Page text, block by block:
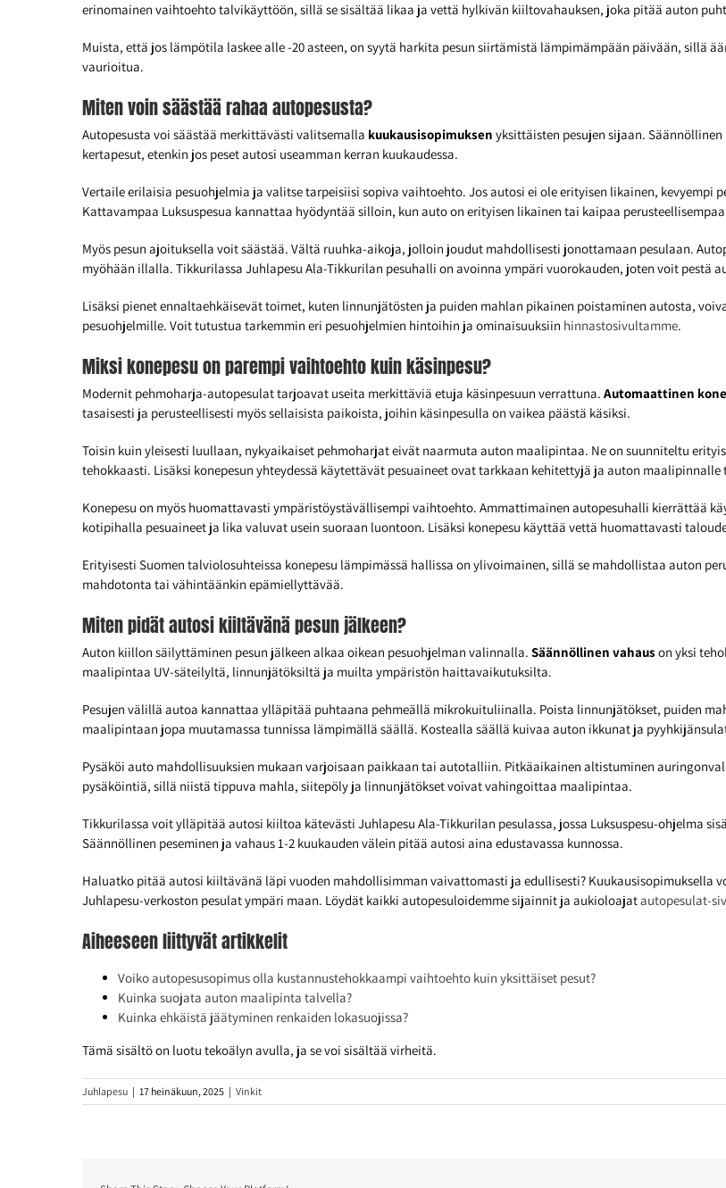
erinomainen vaihtoehto talvikäyttöön, sillä se sisältää likaa ja vettä hylkivän kiiltovahauksen, joka pitää auton
Muista, että jos lämpötila laskee alle -20 asteen, on syytä harkita pesun siirtämistä lämpimämpään päivään, sillä
vaurioitua.
Miten voin säästää rahaa autopesusta?
Autopesusta voi säästää merkittävästi valitsemalla kuukausisopimuksen yksittäisten pesujen sijaan.
kertapesut, etenkin jos peset autosi useamman kerran kuukaudessa.
Vertaile erilaisia pesuohjelmia ja valitse tarpeisiisi sopiva vaihtoehto. Jos autosi ei ole erityisen likainen,
Kattavampaa Luksuspesua kannattaa hyödyntää silloin, kun auto on erityisen likainen tai kaipaa
Myös pesun ajoituksella voit säästää. Vältä ruuhka-aikoja, jolloin joudut mahdollisesti jonottamaan pesulaan.
myöhään illalla. Tikkurilassa Juhlapesu Ala-Tikkurilan pesuhalli on avoinna ympäri vuorokauden, joten voit pestä
Lisäksi pienet ennaltaehkäisevät toimet, kuten linnunjätösten ja puiden mahlan pikainen poistaminen autosta,
pesuohjelmille. Voit tutustua tarkemmin eri pesuohjelmien hintoihin ja ominaisuuksiin hinnastosivultamme.
Miksi konepesu on parempi vaihtoehto kuin käsinpesu?
Modernit pehmoharja-autopesulat tarjoavat useita merkittäviä etuja käsinpesuun verrattuna. Automaattinen
tasaisesti ja perusteellisesti myös sellaisista paikoista, joihin käsinpesulla on vaikea päästä käsiksi.
Toisin kuin yleisesti luullaan, nykyaikaiset pehmoharjat eivät naarmuta auton maalipintaa. Ne on suunniteltu
tehokkaasti. Lisäksi konepesun yhteydessä käytettävät pesuaineet ovat tarkkaan kehitettyjä ja auton
Konepesu on myös huomattavasti ympäristöystävällisempi vaihtoehto. Ammattimainen autopesuhalli kierrättää
kotipihalla pesuaineet ja lika valuvat usein suoraan luontoon. Lisäksi konepesu käyttää vettä huomattavasti
Erityisesti Suomen talviolosuhteissa konepesu lämpimässä hallissa on ylivoimainen, sillä se mahdollistaa auton
mahdotonta tai vähintäänkin epämiellyttävää.
Miten pidät autosi kiiltävänä pesun jälkeen?
Auton kiillon säilyttäminen pesun jälkeen alkaa oikean pesuohjelman valinnalla. Säännöllinen vahauson yksi
maalipintaa UV-säteilyltä, linnunjätöksiltä ja muilta ympäristön haittavaikutuksilta.
Pesujen välillä autoa kannattaa ylläpitää puhtaana pehmeällä mikrokuituliinalla. Poista linnunjätökset, puiden
maalipintaan jopa muutamassa tunnissa lämpimällä säällä. Kostealla säällä kuivaa auton ikkunat ja
Pysäköi auto mahdollisuuksien mukaan varjoisaan paikkaan tai autotalliin. Pitkäaikainen altistuminen
pysäköintiä, sillä niistä tippuva mahla, siitepöly ja linnunjätökset voivat vahingoittaa maalipintaa.
Tikkurilassa voit ylläpitää autosi kiiltoa kätevästi Juhlapesu Ala-Tikkurilan pesulassa, jossa Luksuspesu-ohjelma
Säännöllinen peseminen ja vahaus 1-2 kuukauden välein pitää autosi aina edustavassa kunnossa.
Haluatko pitää autosi kiiltävänä läpi vuoden mahdollisimman vaivattomasti ja edullisesti? Kuukausisopimuksella
Juhlapesu-verkoston pesulat ympäri maan. Löydät kaikki autopesuloidemme sijainnit ja aukioloajatautopesulat-
Aiheeseen liittyvät artikkelit
Voiko autopesusopimus olla kustannustehokkaampi vaihtoehto kuin yksittäiset pesut?
Kuinka suojata auton maalipinta talvella?
Kuinka ehkäistä jäätyminen renkaiden lokasuojissa?
Tämä sisältö on luotu tekoälyn avulla, ja se voi sisältää virheitä.
Juhlapesu | 17 heinäkuun, 2025 | Vinkit